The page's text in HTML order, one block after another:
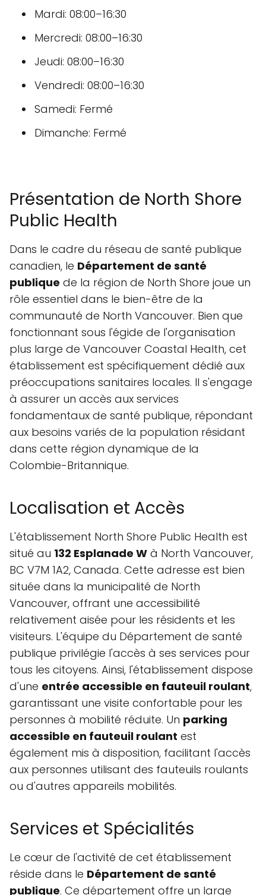
Mardi: 08:00–16:30
Mercredi: 08:00–16:30
Jeudi: 08:00–16:30
Vendredi: 08:00–16:30
Samedi: Fermé
Dimanche: Fermé
Présentation de North Shore
Public Health
Dans le cadre du réseau de santé publique
canadien, le Département de santé
publique de la région de North Shore joue un
rôle essentiel dans le bien-être de la
communauté de North Vancouver. Bien que
fonctionnant sous l'égide de l'organisation
plus large de Vancouver Coastal Health, cet
établissement est spécifiquement dédié aux
préoccupations sanitaires locales. Il s'engage
à assurer un accès aux services
fondamentaux de santé publique, répondant
aux besoins variés de la population résidant
dans cette région dynamique de la
Colombie-Britannique.
Localisation et Accès
L'établissement North Shore Public Health est
situé au 132 Esplanade W à North Vancouver,
BC V7M 1A2, Canada. Cette adresse est bien
située dans la municipalité de North
Vancouver, offrant une accessibilité
relativement aisée pour les résidents et les
visiteurs. L'équipe du Département de santé
publique privilégie l'accès à ses services pour
tous les citoyens. Ainsi, l'établissement dispose
d'une entrée accessible en fauteuil roulant,
garantissant une visite confortable pour les
personnes à mobilité réduite. Un parking
accessible en fauteuil roulant est
également mis à disposition, facilitant l'accès
aux personnes utilisant des fauteuils roulants
ou d'autres appareils mobilités.
Services et Spécialités
Le cœur de l'activité de cet établissement
réside dans le Département de santé
publique. Ce département offre un large